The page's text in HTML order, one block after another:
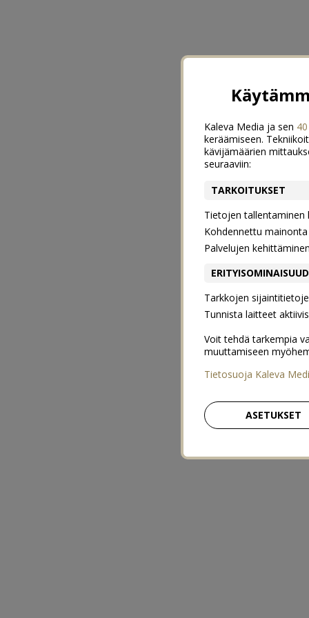
Kaleva Media ja sen
keräämiseen.
kävijämäärien
seuraaviin:
TARKOITUKSET
Tietojen
Kohdennettu
Palvelujen
Tarkkojen
Tunnista laitteet
Voit tehdä tarkempia
muuttamiseen
Tietosuoja Kaleva
ASETUKSET